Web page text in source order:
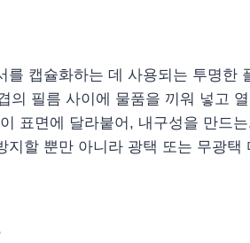
를 캡슐화하는 데 사용되는 투명한
의 필름 사이에 물품을 끼워 넣고
표면에 달라붙어, 내구성을 만드
지할 뿐만 아니라 광택 또는 무광택